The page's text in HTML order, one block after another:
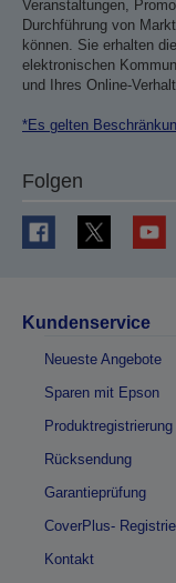
Veranstaltungen,
Durchführung von
können. Sie erhalten
elektronischen
und Ihres Online-
*Es gelten
Folgen
Kundenservice
Neueste Angebote
Sparen mit Epson
Produktregistrierung
Rücksendung
Garantieprüfung
CoverPlus-
Kontakt